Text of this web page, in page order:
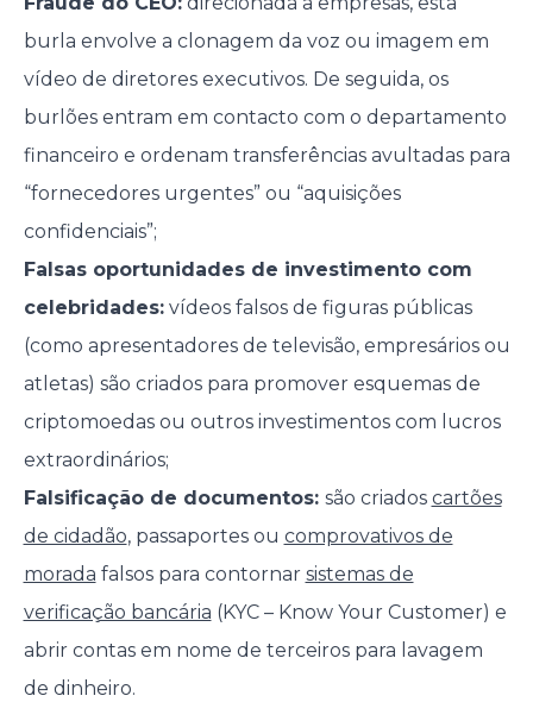
burla envolve a clonagem da voz ou imagem em
vídeo de diretores executivos. De seguida, os
burlões entram em contacto com o departamento
financeiro e ordenam transferências avultadas para
“fornecedores urgentes” ou “aquisições
confidenciais”;
Falsas oportunidades de investimento com
celebridades:vídeos falsos de figuras públicas
(como apresentadores de televisão, empresários ou
atletas) são criados para promover esquemas de
criptomoedas ou outros investimentos com lucros
extraordinários;
Falsificação de documentos: são criados cartões
de cidadão, passaportes ou comprovativos de
morada falsos para contornar sistemas de
verificação bancária (KYC – Know Your Customer) e
abrir contas em nome de terceiros para lavagem
de dinheiro.